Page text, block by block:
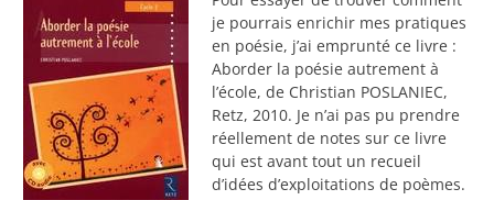
je pourrais enrichir mes pratiques
en poésie, j’ai emprunté ce livre :
Aborder la poésie autrement à
l’école, de Christian POSLANIEC,
Retz, 2010. Je n’ai pas pu prendre
réellement de notes sur ce livre
qui est avant tout un recueil
d’idées d’exploitations de poèmes.